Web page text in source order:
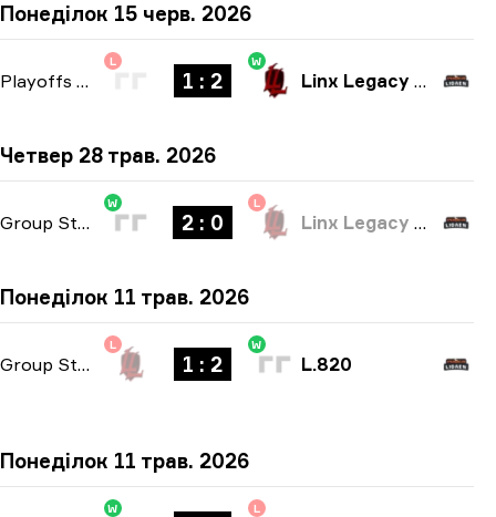
Понеділок 15 черв. 2026
Playoffs
L
1 : 2
W
Linx Legacy Esport
Четвер 28 трав. 2026
Group Stage -bo3
W
2 : 0
L
Linx Legacy Esport
Понеділок 11 трав. 2026
Group Stage -bo3
L
1 : 2
W
L.820
Понеділок 11 трав. 2026
W L